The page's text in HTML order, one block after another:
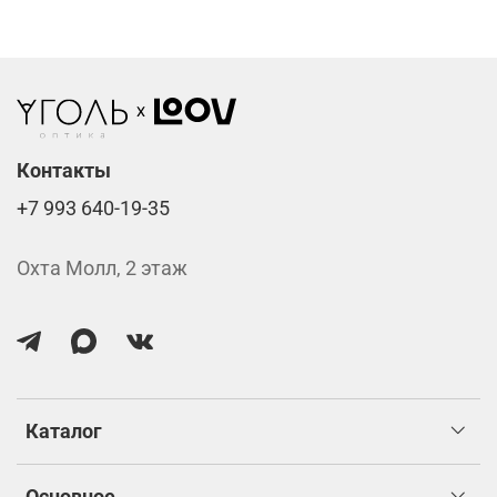
Каталог
Контакты
+7 993 640-19-35
Охта Молл, 2 этаж